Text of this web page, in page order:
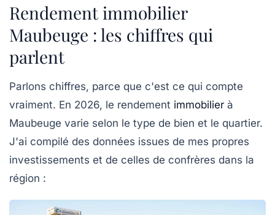
Rendement immobilier
Maubeuge : les chiffres qui
parlent
Parlons chiffres, parce que c'est ce qui compte
vraiment. En 2026, le rendement immobilier à
Maubeuge varie selon le type de bien et le quartier.
J'ai compilé des données issues de mes propres
investissements et de celles de confrères dans la
région :